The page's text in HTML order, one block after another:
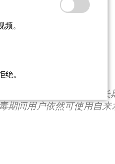
第7.1节:
，对饮用水进行临时的(
期间用户依然可使用自来
。
。